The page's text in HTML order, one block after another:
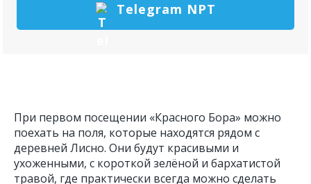
Telegram NPT
При первом посещении «Красного Бора» можно
поехать на поля, которые находятся рядом с
деревней Лисно. Они будут красивыми и
ухоженными, с короткой зелёной и бархатистой
травой, где практически всегда можно сделать